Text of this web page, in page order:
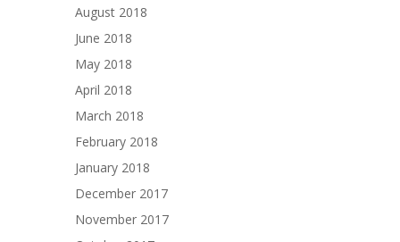
August 2018
June 2018
May 2018
April 2018
March 2018
February 2018
January 2018
December 2017
November 2017